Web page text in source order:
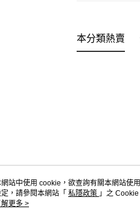
本分類熱賣
關
站中使用 cookie，欲查詢有關本網站使
，請參閱本網站「 私隱政策 」之
cookie。
解更多 >